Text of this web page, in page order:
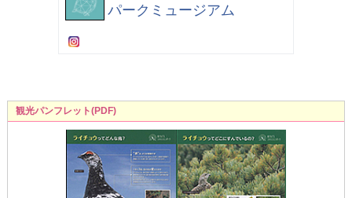
パークミュージアム
観光パンフレット(PDF)